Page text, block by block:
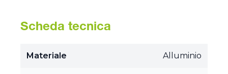
Scheda tecnica
Materiale Alluminio